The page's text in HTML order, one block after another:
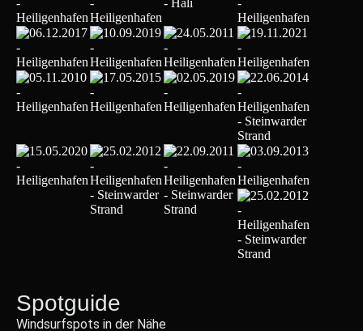
Spotguide
Windsurfspots in der Nähe